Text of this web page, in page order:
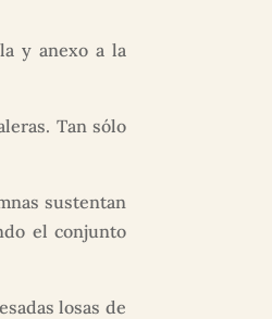
y anexo a la
Tan sólo
sustentan
el conjunto
losas de